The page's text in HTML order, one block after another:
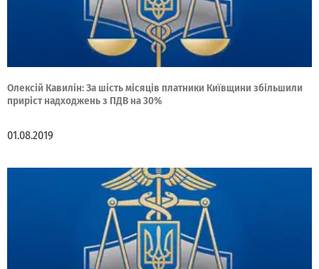
Олексій Кавилін: За шість місяців платники Київщини збільшили
приріст надходжень з ПДВ на 30%
01.08.2019